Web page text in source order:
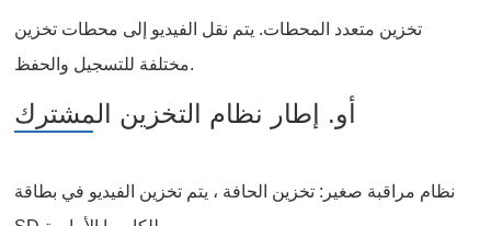
تخزين متعدد المحطات. يتم نقل الفيديو إلى محطات تخزين
مختلفة للتسجيل والحفظ.
أو. إطار نظام التخزين المشترك
نظام مراقبة صغير: تخزين الحافة ، يتم تخزين الفيديو في بطاقة